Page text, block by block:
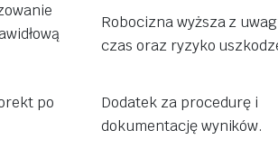
Robocizna wyższa z
czas oraz ryzyko
po
Dodatek za procedurę i
dokumentację wyników.